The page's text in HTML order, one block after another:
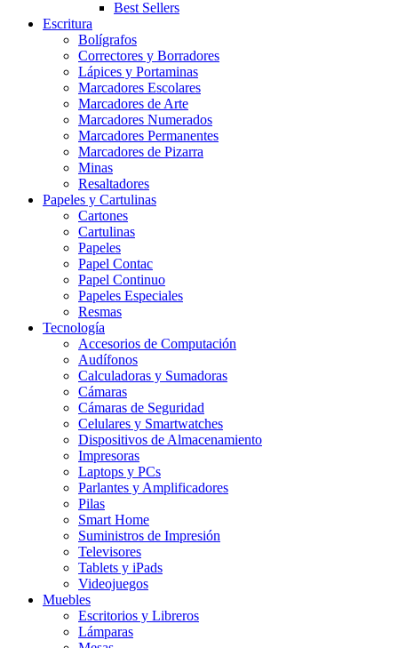
Best Sellers
Escritura
Bolígrafos
Correctores y Borradores
Lápices y Portaminas
Marcadores Escolares
Marcadores de Arte
Marcadores Numerados
Marcadores Permanentes
Marcadores de Pizarra
Minas
Resaltadores
Papeles y Cartulinas
Cartones
Cartulinas
Papeles
Papel Contac
Papel Continuo
Papeles Especiales
Resmas
Tecnología
Accesorios de Computación
Audífonos
Calculadoras y Sumadoras
Cámaras
Cámaras de Seguridad
Celulares y Smartwatches
Dispositivos de Almacenamiento
Impresoras
Laptops y PCs
Parlantes y Amplificadores
Pilas
Smart Home
Suministros de Impresión
Televisores
Tablets y iPads
Videojuegos
Muebles
Escritorios y Libreros
Lámparas